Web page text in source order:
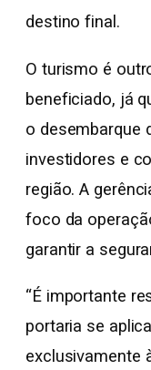
destino final.
O turismo é
beneficiado, já
o desembarque
investidores e
região. A
foco da
garantir a
“É importante
portaria se
exclusivamente